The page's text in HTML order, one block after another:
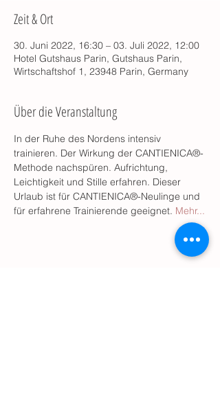
Zeit & Ort
30. Juni 2022, 16:30 – 03. Juli 2022, 12:00
Hotel Gutshaus Parin, Gutshaus Parin,
Wirtschaftshof 1, 23948 Parin, Germany
Über die Veranstaltung
In der Ruhe des Nordens intensiv
trainieren. Der Wirkung der CANTIENICA®-
Methode nachspüren. Aufrichtung,
Leichtigkeit und Stille erfahren. Dieser
Urlaub ist für CANTIENICA®-Neulinge und
für erfahrene Trainierende geeignet. Mehr...